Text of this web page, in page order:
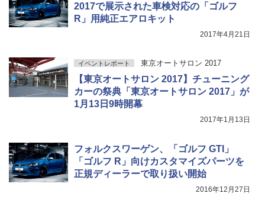
2017で展示された車検対応の「ゴルフ
R」用純正エアロキット
2017年4月21日
イベントレポート 東京オートサロン 2017
【東京オートサロン 2017】チューニング
カーの祭典「東京オートサロン 2017」が
1月13日9時開幕
2017年1月13日
フォルクスワーゲン、「ゴルフ GTI」
「ゴルフ R」向けカスタマイズパーツを
正規ディーラーで取り扱い開始
2016年12月27日